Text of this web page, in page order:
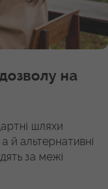
на
шляхи
й альтернативні
за межі